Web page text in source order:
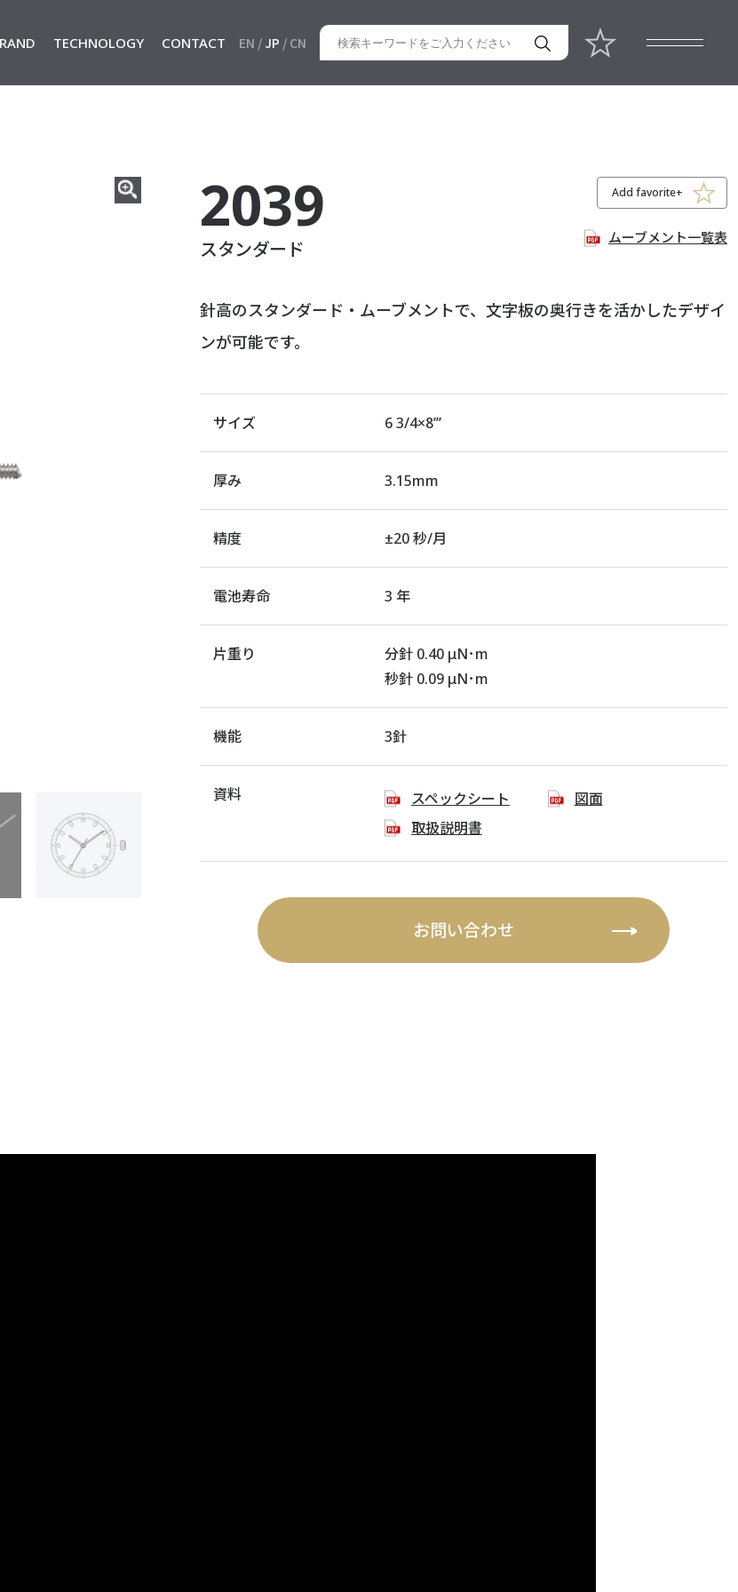
TECHNOLOGY CONTACT EN JP CN
2039
スタンダード
Add favorite+
ムーブメント一覧表
針高のスタンダード・ムーブメントで、文字板の奥行きを活かしたデザイ
ンが可能です。
サイズ 6 3/4×8’’’
厚み 3.15mm
精度 ±20 秒/月
電池寿命 3 年
片重り
分針 0.40 μN･m
秒針 0.09 μN･m
機能 3針
資料 スペックシート
図面
取扱説明書
お問い合わせ